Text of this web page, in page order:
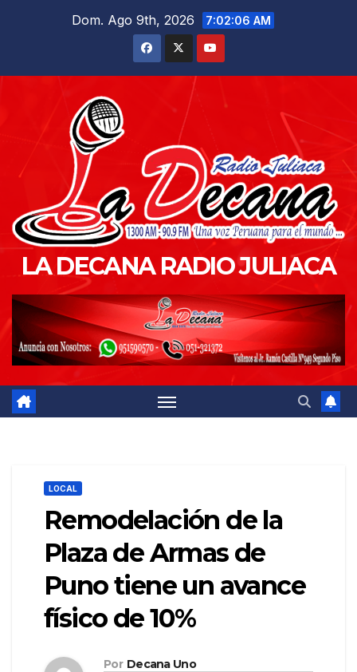
Dom. Ago 9th, 2026 7:02:07 AM
LA DECANA RADIO JULIACA
LOCAL
Remodelación de la
Plaza de Armas de
Puno tiene un avance
físico de 10%
Por Decana Uno